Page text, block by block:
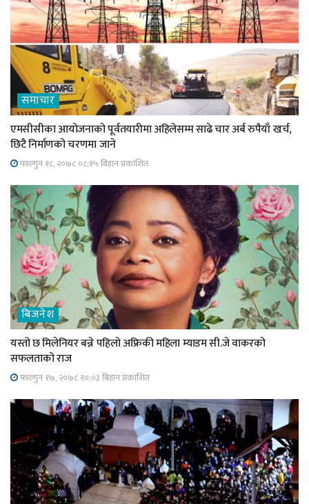
समाचार
एमसीसीका आयोजनाको पूर्वतयारीमा अहिलेसम्म साढे चार अर्ब रुपैयाँ खर्च,
छिटै निर्माणको चरणमा जाने
फाल्गुन १८, २०७८ ०८;१५ बिहान प्रकाशित
बिजनेश
यस्तो छ मिलेनियर बन्ने पहिलो अफ्रिकी महिला म्याडम सी.जे वाकरको
सफलताको राज
फाल्गुन १७, २०७८ १०;०३ बिहान प्रकाशित